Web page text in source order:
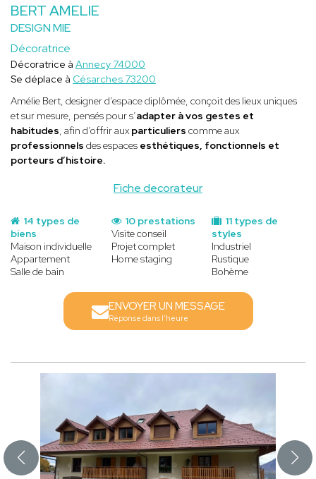
BERT AMELIE
DESIGN MIE
Décoratrice
Fiche decorateur
Décoratrice à Annecy 74000
Se déplace à Césarches 73200
Amélie Bert, designer d’espace diplômée, conçoit des lieux uniques
et sur mesure, pensés pour s’adapter à vos gestes et
habitudes , afin d’offrir aux particuliers comme aux
professionnels des espaces esthétiques, fonctionnels et
porteurs d’histoire.
14 types de
biens
Maison individuelle
Appartement
Salle de bain
11 types de
styles
Industriel
Rustique
Bohème
10 prestations
Visite conseil
Projet complet
Home staging
ENVOYER UN MESSAGE
Réponse dans l'heure